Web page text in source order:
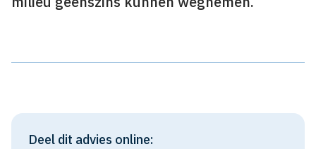
Deel dit advies online: